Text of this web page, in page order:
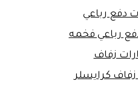
دفع رباعي
رباعي فخمه
زفاف
زفاف كرايسلر